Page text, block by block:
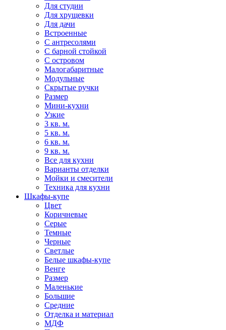
Для студии
Для хрущевки
Для дачи
Встроенные
С антресолями
С барной стойкой
С островом
Малогабаритные
Модульные
Скрытые ручки
Размер
Мини-кухни
Узкие
3 кв. м.
5 кв. м.
6 кв. м.
9 кв. м.
Все для кухни
Варианты отделки
Мойки и смесители
Техника для кухни
Шкафы-купе
Цвет
Коричневые
Серые
Темные
Черные
Светлые
Белые шкафы-купе
Венге
Размер
Маленькие
Большие
Средние
Отделка и материал
МДФ